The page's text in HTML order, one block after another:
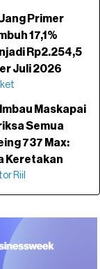
Primer
17,1%
Rp2.254,5
Juli 2026
Maskapai
Semua
737 Max:
Keretakan
Riil